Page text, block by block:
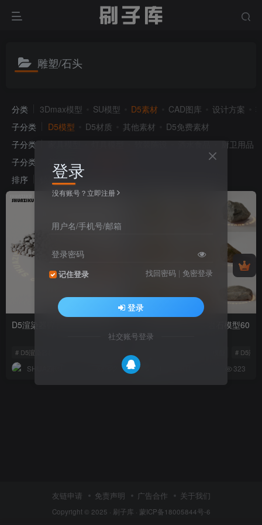
雕塑/石头
分类 3Dmax模型 SU模型 D5素材 CAD图库 设计方案
子分类
D5模型 D5材质 其他素材
D5免费素材
子分类
家具模型 灯具模型 软装陈设 酒水食品
厨卫用品
子分类
花草/树木
排序
销量 发布
D5渲染器碎石鹅卵石模型4款
# D5渲染器模型
SHUAZIKU
D5渲染器室外石头岩石模型60
个
# D5渲
323
友链申请 免责声明 广告合作 关于我们
Copyright © 2025 · 刷子库 · 蒙ICP备18005844号-6
登录
没有账号？立即注册
用户名/手机号/邮箱
登录密码
记住登录 找回密码 | 免密登录
登录
社交账号登录